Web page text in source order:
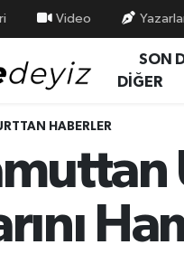
Video
SON
DİĞER
HABERLER
ve Fikstür